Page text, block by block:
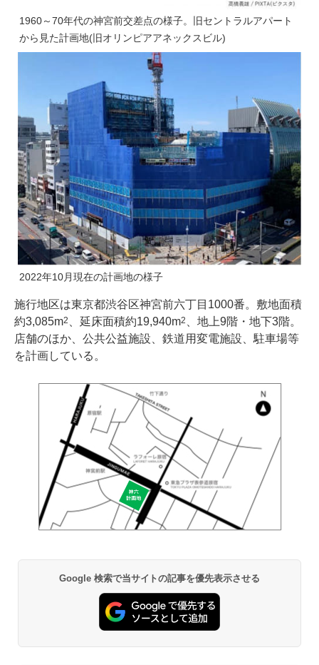
1960～70年代の神宮前交差点の様子。旧セントラルアパート
から見た計画地(旧オリンピアアネックスビル)
2022年10月現在の計画地の様子
施行地区は東京都渋谷区神宮前六丁目1000番。敷地面積
約3,085m2 、延床面積約19,940m2
、地上9階・地下3階。
店舗のほか、公共公益施設、鉄道用変電施設、駐車場等
を計画している。
Google 検索で当サイトの記事を優先表示させる